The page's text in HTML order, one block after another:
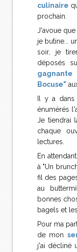
culinaire
prochain.
J'avoue
je butine...
soir, je
déposés
Bocuse"
Il y a
énumérés
Je tiendrai
chaque
lectures.
En
à "Un
fil des
au
bonnes
bagels et
Pour ma
de mon
j'ai décliné